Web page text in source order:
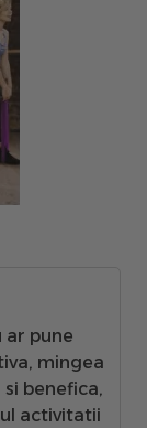
ar pune
mingea
benefica,
activitatii